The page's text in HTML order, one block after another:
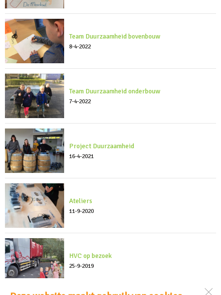
Team Duurzaamheid bovenbouw
8-4-2022
Team Duurzaamheid onderbouw
7-4-2022
Project Duurzaamheid
16-4-2021
Ateliers
11-9-2020
HVC op bezoek
25-9-2019